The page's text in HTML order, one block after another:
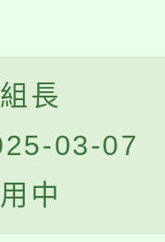
長
03-07
中